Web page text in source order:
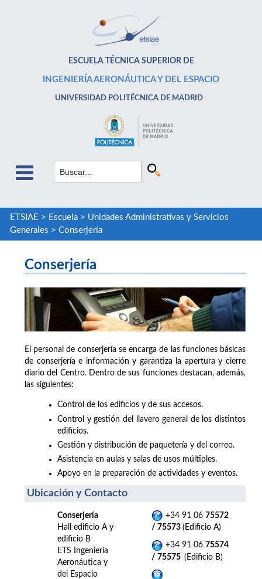
ESCUELA TÉCNICA SUPERIOR DE
INGENIERÍA AERONÁUTICA Y DEL ESPACIO
UNIVERSIDAD POLITÉCNICA DE MADRID
ETSIAE > Escuela> Unidades Administrativas y Servicios
Generales > Conserjería
Conserjería
El personal de conserjería se encarga de las funciones básicas
de conserjería e información y garantiza la apertura y cierre
diario del Centro. Dentro de sus funciones destacan, además,
las siguientes:
Control de los edificios y de sus accesos.
Control y gestión del llavero general de los distintos
edificios.
Gestión y distribución de paquetería y del correo.
Asistencia en aulas y salas de usos múltiples.
Apoyo en la preparación de actividades y eventos.
Ubicación y Contacto
Conserjería
Hall edificio A y
edificio B
ETS Ingeniería
Aeronáutica y
del Espacio
+34 91 06 75572
/ 75573 (Edificio A)
+34 91 06 75574
/ 75575 (Edificio B)